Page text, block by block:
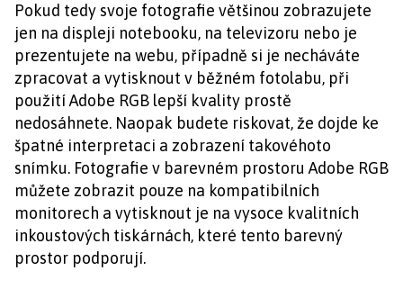
Pokud tedy svoje fotografie většinou zobrazujete
jen na displeji notebooku, na televizoru nebo je
prezentujete na webu, případně si je necháváte
zpracovat a vytisknout v běžném fotolabu, při
použití Adobe RGB lepší kvality prostě
nedosáhnete. Naopak budete riskovat, že dojde ke
špatné interpretaci a zobrazení takovéhoto
snímku. Fotografie v barevném prostoru Adobe RGB
můžete zobrazit pouze na kompatibilních
monitorech a vytisknout je na vysoce kvalitních
inkoustových tiskárnách, které tento barevný
prostor podporují.